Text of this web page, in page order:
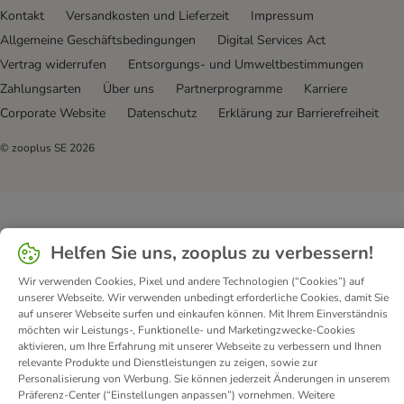
Kontakt Versandkosten und Lieferzeit
Impressum
Allgemeine Geschäftsbedingungen
Digital Services Act
Vertrag widerrufen
Entsorgungs- und Umweltbestimmungen
Zahlungsarten
Über uns Partnerprogramme
Karriere
Corporate Website
Datenschutz Erklärung zur Barrierefreiheit
© zooplus SE 2026
Helfen Sie uns, zooplus zu verbessern!
Wir verwenden Cookies, Pixel und andere Technologien (“Cookies”) auf
unserer Webseite. Wir verwenden unbedingt erforderliche Cookies, damit Sie
auf unserer Webseite surfen und einkaufen können. Mit Ihrem Einverständnis
möchten wir Leistungs-, Funktionelle- und Marketingzwecke-Cookies
aktivieren, um Ihre Erfahrung mit unserer Webseite zu verbessern und Ihnen
relevante Produkte und Dienstleistungen zu zeigen, sowie zur
Personalisierung von Werbung. Sie können jederzeit Änderungen in unserem
Präferenz-Center (“Einstellungen anpassen”) vornehmen. Weitere